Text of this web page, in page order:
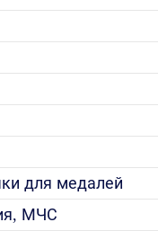
для медалей
МЧС